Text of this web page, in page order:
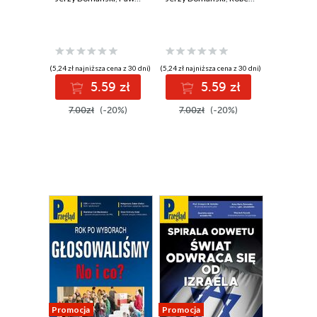
(5,24 zł najniższa cena z 30 dni)
5.59 zł
7.00zł (-20%)
(5,24 zł najniższa cena z 30 dni)
5.59 zł
7.00zł (-20%)
Promocja Promocja